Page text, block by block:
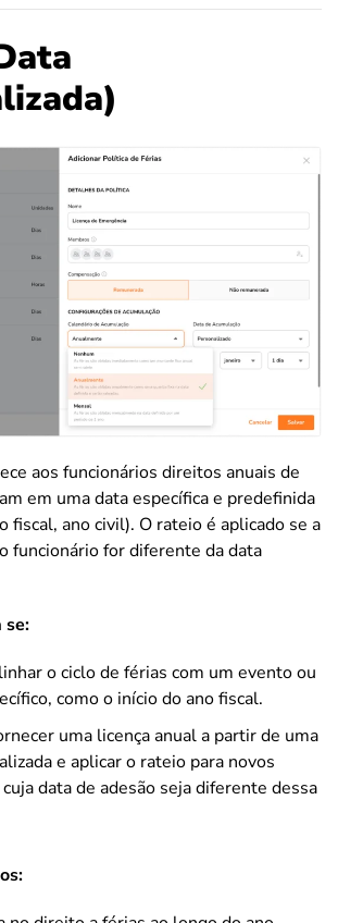
aos funcionários direitos anuais de
em uma data específica e predefinida
fiscal, ano civil). O rateio é aplicado se a
funcionário for diferente da data
se:
o ciclo de férias com um evento ou
como o início do ano fiscal.
uma licença anual a partir de uma
e aplicar o rateio para novos
data de adesão seja diferente dessa